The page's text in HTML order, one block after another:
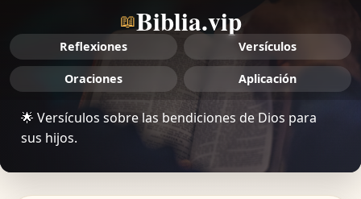
📖Biblia.vip
Reflexiones Versículos
Oraciones Aplicación
🌟 Versículos sobre las bendiciones de Dios para
sus hijos.